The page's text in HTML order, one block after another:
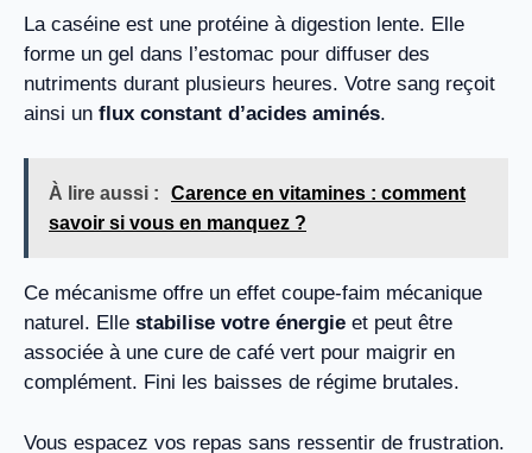
La caséine est une protéine à digestion lente. Elle
forme un gel dans l’estomac pour diffuser des
nutriments durant plusieurs heures. Votre sang reçoit
ainsi un flux constant d’acides aminés.
À lire aussi :
Carence en vitamines : comment
savoir si vous en manquez ?
Ce mécanisme offre un effet coupe-faim mécanique
naturel. Elle stabilise votre énergie et peut être
associée à une cure de café vert pour maigrir en
complément. Fini les baisses de régime brutales.
Vous espacez vos repas sans ressentir de frustration.